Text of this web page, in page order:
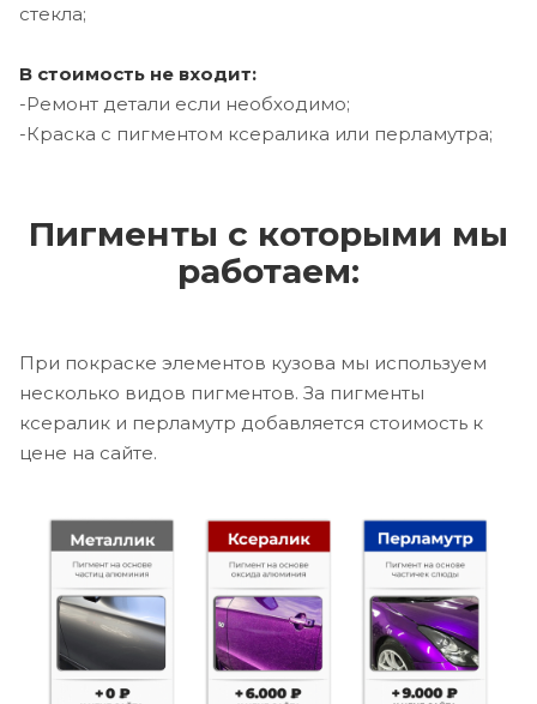
стекла;
В стоимость не входит:
-Ремонт детали если необходимо;
-Краска с пигментом ксералика или перламутра;
Пигменты с которыми мы
работаем:
При покраске элементов кузова мы используем
несколько видов пигментов. За пигменты
ксералик и перламутр добавляется стоимость к
цене на сайте.